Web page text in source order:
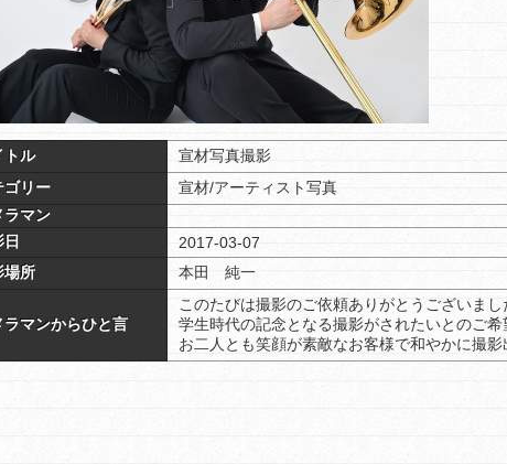
トル
宣材写真撮影
ゴリー
宣材/アーティスト写真
ラマン
2017-03-07
場所
本田 純一
ラマンからひと言
このたびは撮影のご依頼ありがとうございまし
学生時代の記念となる撮影がされたいとのご希
お二人とも笑顔が素敵なお客様で和やかに撮影